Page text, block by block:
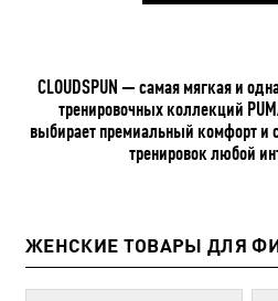
CLOUDSPUN — самая мягкая и
тренировочных коллекций
выбирает премиальный комфорт и
тренировок любой
ЖЕНСКИЕ ТОВАРЫ ДЛЯ